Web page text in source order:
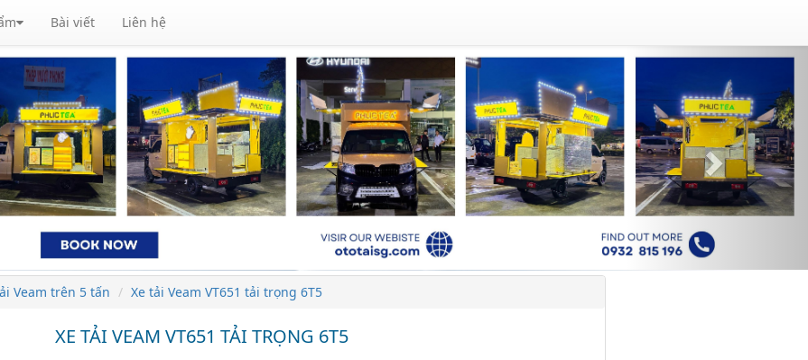
Bài viết Liên hệ
Next
Veam trên 5 tấn Xe tải Veam VT651 tải trọng 6T5
XE TẢI VEAM VT651 TẢI TRỌNG 6T5